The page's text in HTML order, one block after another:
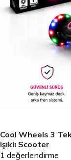
Cool Wheels 3
Işıklı Scooter
1 değerlendirme